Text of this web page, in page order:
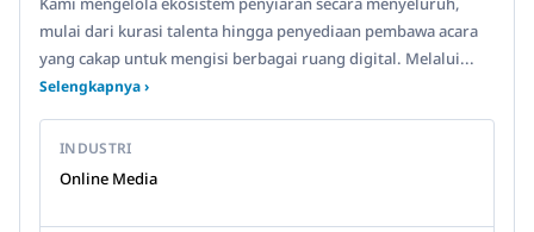
mulai dari kurasi talenta hingga penyediaan pembawa acara
yang cakap untuk mengisi berbagai ruang digital. Melalui...
Selengkapnya ›
INDUSTRI
Online Media